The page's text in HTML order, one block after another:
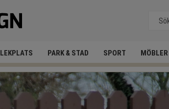
LEKPLATS PARK & STAD SPORT